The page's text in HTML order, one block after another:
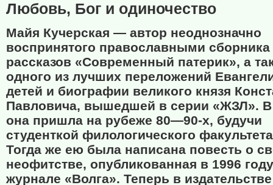
Любовь, Бог и одиночество
Майя Кучерская — автор неоднозначно
воспринятого православными сборника
рассказов «Современный патерик», а
одного из лучших переложений
детей и биографии великого князя
Павловича, вышедшей в серии «ЖЗЛ».
она пришла на рубеже 80—90-х, будучи
студенткой филологического
Тогда же ею была написана повесть о
неофитстве, опубликованная в 1996
журнале «Волга». Теперь в